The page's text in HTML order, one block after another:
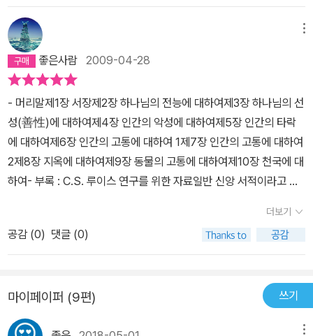
수 있습니다.그리스도인들에게 하나님의 전능하심은 불변의 진리입
니다. 그러나 그 전능의 의미는 '아무말잔치'에서처럼 무의미한 단어
들을 조합해 놓고 그 앞에 'God can'이라는 말을 붙인다고 해서 탄생
하는 것은 아닙니다. 여기서 루이스는 '하나님이 전능하시다는 것은
내재적으로 가능한 일이라면 무엇이든 하실 수 있는 능력이 있다는
뜻이지, 내재적으로 불가능한 일도 하실 수 있다는 뜻이 아니다'라고
하며, '하나님은 기적을 행하시는 분이지 말이 안 되는 일을 하시는 분
이 아니며, 이것은 그의 능력에 한계가 있다는 뜻이 아니다'라고 말합
니다. '불변하는 법칙과 인과적 필연성에 따른 결과 및 전체 자연질서
일한 조건'이기도 하기 때문에, '자연질서 및 자유의지와 맞물려 있는
고통을 배제한다는 것은 삶 그 자체를 배제하는 것'과 같습니다. 덧붙
여, 피조물들이 자유의지를 잘못 사용할 때마다 매번 하나님이 개입
다를 게 없다는 논리도 가능해집니다. 다시 말해, 하나님은 하나님이
우리 인간에게 부여하신 자유의지를 박탈하시면서까지 고통을 제거
시켜주시지 않는다는 것입니다. 하나님의 전능하심은 하나님의 선함
자면, 나는 '기다림' 이라는 고통을 이기려고 발버둥 치며 살아가는 사
람이다. 한 번 맞기려면 5년~10년은 맞겨야 할 것 아니냐고 하시는
우리 목사님의 말씀에 다시 용기를 얻고 기다리고 있지만, 역시 기다
림은 고통스럽다. 결혼을 향해가는 사람은 배우자를 기다릴테고 또
취직자리를 기다리는 사람음 직장을 기다릴테고 또 나처럼 자녀를 기
다리는 사람도 있을 것이다. 그런데 그 고통의 시간을 나는 요즘 누리
며 산다. 더 이상은 고통의 시간이 아니다. 5분이상 고민해서 내가 해
결 못하는 문제는 맞길 문제라고 하시기도 하셔서 나는 주께 맞기고
벗어났다.완전히 다는 아니지만 그래도 이제는 고통의 기다림은 아니
고 약간 설레는 기다림이다.이 책을 끝내고도 몇일을 서평을 못쓰고
이제야 써내려 간다. 과연 어떤 얘기를 써야 할지 고민이 되었는데, 그
래도 약간의 정리가 된것 같아서 지난 몇일이 도움이 되었다. 고통가
좋은사람 2009-04-28
- 머리말제1장 서장제2장 하나님의 전능에 대하여제3장 하나님의 선
성(善性)에 대하여제4장 인간의 악성에 대하여제5장 인간의 타락
에 대하여제6장 인간의 고통에 대하여 1제7장 인간의 고통에 대하여
2제8장 지옥에 대하여제9장 동물의 고통에 대하여제10장 천국에 대
하여- 부록 : C.S. 루이스 연구를 위한 자료일반 신앙 서적이라고 하
시험도 보고 다시 공부하고... 천천히 여러 번 읽어야 하겠습니다.아직
앞 부분만 읽어서..하지만 경외심, 자기 인식, 두려움 등을 설명하며
신앙에 대한 설명을 차분히 풀어 나가므로절대자와 나약한 인간의 관
더보기
공감 (0) 댓글 (0)
마이페이퍼 (9편) 쓰기